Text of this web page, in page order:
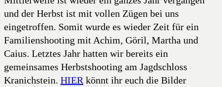
und der Herbst ist mit vollen Zügen bei uns
eingetroffen. Somit wurde es wieder Zeit für ein
Familienshooting mit Achim, Göril, Martha und
Caius. Letztes Jahr hatten wir bereits ein
gemeinsames Herbstshooting am Jagdschloss
Kranichstein. HIER könnt ihr euch die Bilder